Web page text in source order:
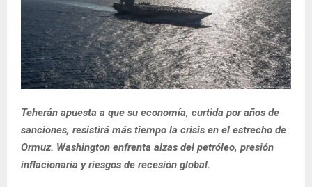
Teherán apuesta a que su economía, curtida por años de
sanciones, resistirá más tiempo la crisis en el estrecho de
Ormuz. Washington enfrenta alzas del petróleo, presión
inflacionaria y riesgos de recesión global.